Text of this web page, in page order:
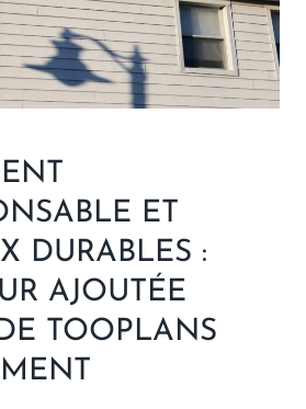
ET
DURABLES :
AJOUTÉE
TOOPLANS